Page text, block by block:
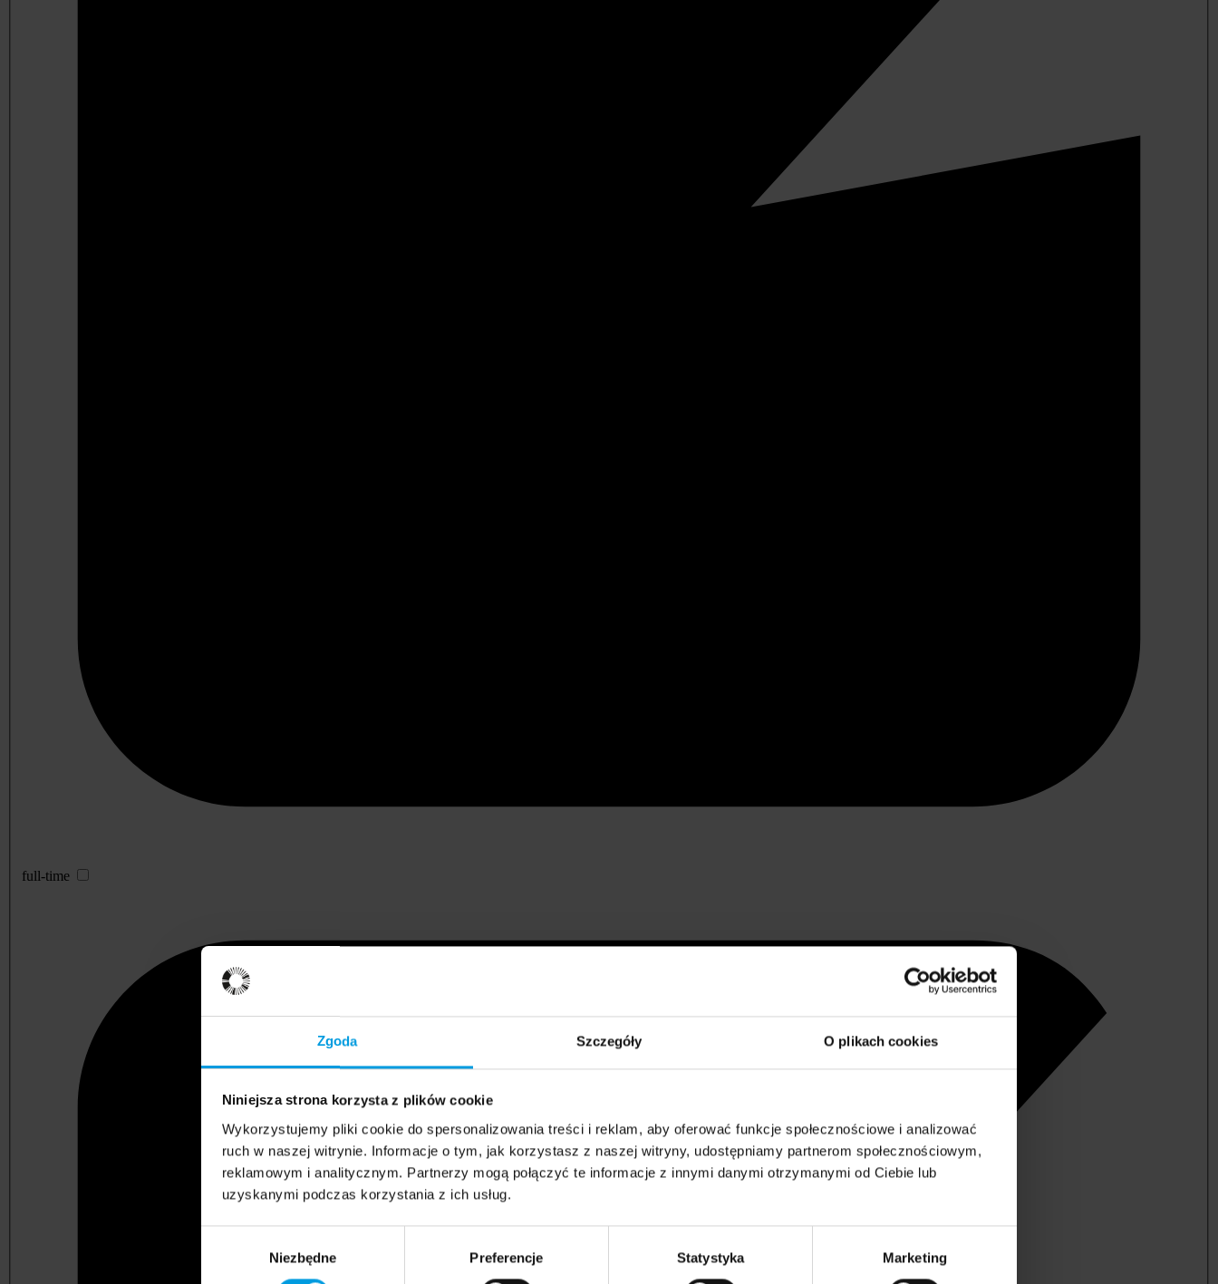
Zgoda Szczegóły O plikach cookies
Niniejsza strona korzysta z plików cookie
Wykorzystujemy pliki cookie do spersonalizowania treści i reklam, aby oferować funkcje społecznościowe i analizować
ruch w naszej witrynie. Informacje o tym, jak korzystasz z naszej witryny, udostępniamy partnerom społecznościowym,
reklamowym i analitycznym. Partnerzy mogą połączyć te informacje z innymi danymi otrzymanymi od Ciebie lub
uzyskanymi podczas korzystania z ich usług.
Niezbędne Preferencje Statystyka Marketing
full-time